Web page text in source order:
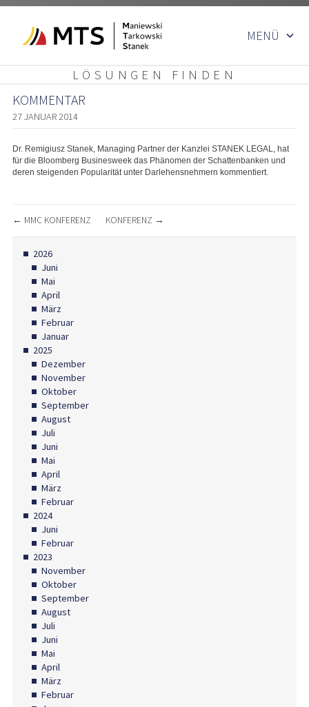
Inhalt
MENÜ
LÖSUNGEN FINDEN
KOMMENTAR
27 JANUAR 2014
Dr. Remigiusz Stanek, Managing Partner der Kanzlei STANEK LEGAL, hat
für die Bloomberg Businesweek das Phänomen der Schattenbanken und
deren steigenden Popularität unter Darlehensnehmern kommentiert.
BEITRAGSNAVIGATION
← MMC KONFERENZ KONFERENZ →
2026
Juni
Mai
April
März
Februar
Januar
2025
Dezember
November
Oktober
September
August
Juli
Juni
Mai
April
März
Februar
2024
Juni
Februar
2023
November
Oktober
September
August
Juli
Juni
Mai
April
März
Februar